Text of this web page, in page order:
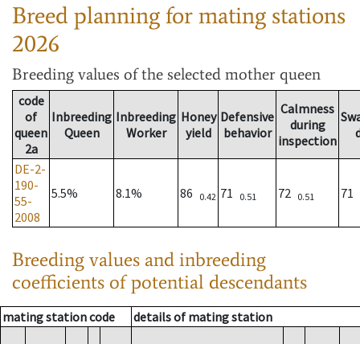
Breed planning for mating stations
2026
Breeding values of the selected mother queen
code
of
queen
2a
Inbreeding
Queen
Inbreeding
Worker
Honey
yield
Defensive
behavior
Calmness
during
inspection
DE-2-
190-
55-
2008
5.5% 8.1% 86 0.42 71 0.51 72 0.51 71
Breeding values and inbreeding
coefficients of potential descendants
mating station code details of mating station